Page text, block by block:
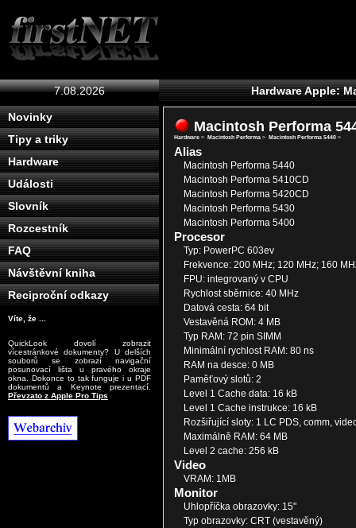
7.08.2026
Novinky
Tipy a triky
Hardware
Události
Slovník
Rozcestník
FAQ
Návštěvní kniha
Reciproční odkazy
Víte, že ...
QuickLook dovolí zobrazit
vícestránkové dokumenty? U delších
souborů se zobrazí navigační
posunovací lišta u pravého okraje
okna. Dokonce to tak funguje i u PDF
dokumentů a Keynote prezentací.
Převzato z Apple Pro Tips
Hardware Apple:
Macintosh Performa
Hardware> Macintosh Performa> Macintosh Performa 5440>
Alias
Macintosh Performa 5440
Macintosh Performa 5410CD
Macintosh Performa 5420CD
Macintosh Performa 5430
Macintosh Performa 5400
Procesor
Typ: PowerPC 603ev
Frekvence: 200 MHz; 120 MHz; 160
FPU: integrovaný v CPU
Rychlost sběrnice: 40 MHz
Datová cesta: 64 bit
Vestavěná ROM: 4 MB
Typ RAM: 72 pin SIMM
Minimální rychlost RAM: 80 ns
RAM na desce: 0 MB
Paměťový slotů: 2
Level 1 Cache data: 16 kB
Level 1 Cache instrukce: 16 kB
Rozšiřující sloty: 1 LC PDS, comm,
Maximálně RAM: 64 MB
Level 2 cache: 256 kB
Video
VRAM: 1MB
Monitor
Uhlopříčka obrazovky: 15"
Typ obrazovky: CRT (vestavěný)